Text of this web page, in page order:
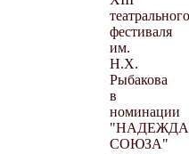
театрального
фестиваля
им.
Н.Х.
Рыбакова
в
номинации
"НАДЕЖДА
СОЮЗА"